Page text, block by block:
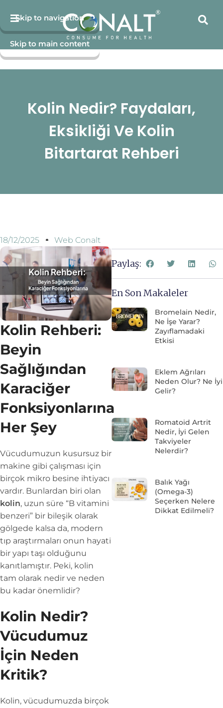
Skip to navigation
Skip to main content
Kolin Nedir? Faydaları,
Eksikliği Ve Kolin
Bitartarat Rehberi
18/12/2025 Web Conalt
Kolin Rehberi:
Beyin
Sağlığından
Karaciğer
Fonksiyonlarına
Her Şey
Vücudumuzun kusursuz bir
makine gibi çalışması için
birçok mikro besine ihtiyacı
vardır. Bunlardan biri olan
kolin, uzun süre “B vitamini
benzeri” bir bileşik olarak
gölgede kalsa da, modern
tıp araştırmaları onun hayati
bir yapı taşı olduğunu
kanıtlamıştır. Peki, kolin
tam olarak nedir ve neden
bu kadar önemlidir?
Kolin Nedir?
Vücudumuz
İçin Neden
Kritik?
Kolin, vücudumuzda birçok
Paylaş:
En Son Makaleler
Bromelain Nedir,
Ne İşe Yarar?
Zayıflamadaki
Etkisi
Eklem Ağrıları
Neden Olur? Ne İyi
Gelir?
Romatoid Artrit
Nedir, İyi Gelen
Takviyeler
Nelerdir?
Balık Yağı
(Omega-3)
Seçerken Nelere
Dikkat Edilmeli?